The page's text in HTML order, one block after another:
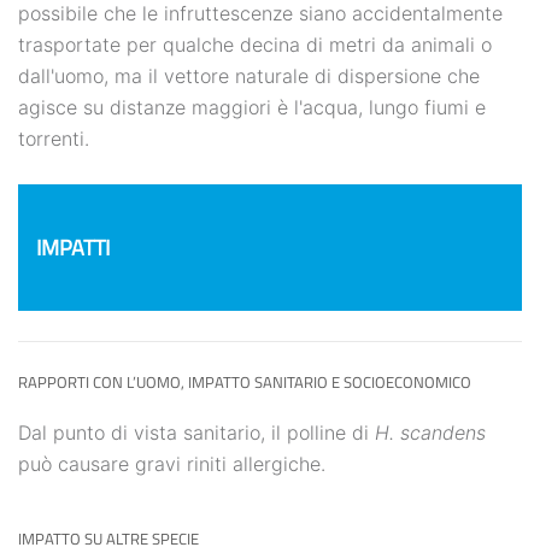
possibile che le infruttescenze siano accidentalmente
trasportate per qualche decina di metri da animali o
dall'uomo, ma il vettore naturale di dispersione che
agisce su distanze maggiori è l'acqua, lungo fiumi e
torrenti.
IMPATTI
RAPPORTI CON L’UOMO, IMPATTO SANITARIO E SOCIOECONOMICO
Dal punto di vista sanitario, il polline di H. scandens
può causare gravi riniti allergiche.
IMPATTO SU ALTRE SPECIE